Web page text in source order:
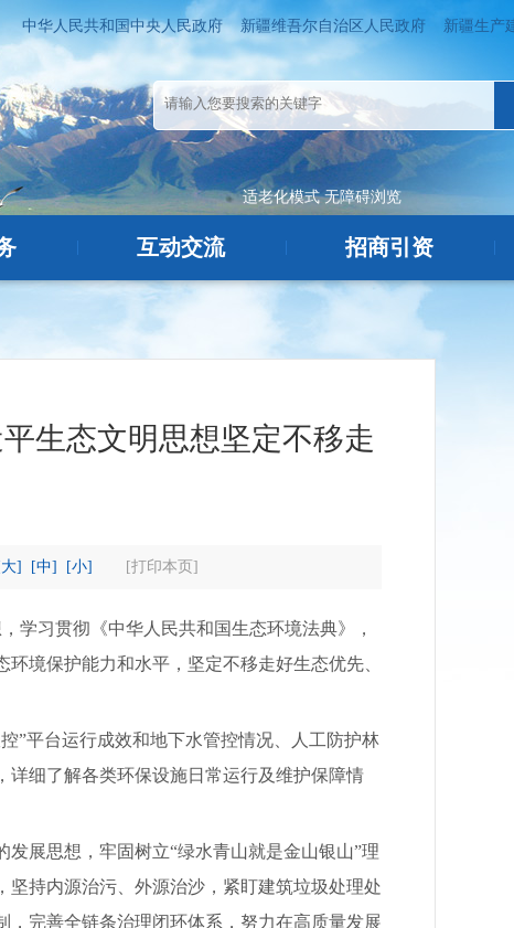
中华人民共和国中央人民政府 新疆维吾尔自治区人民政府 新疆生产
适老化模式 无障碍浏览
互动交流 招商引资
生态文明思想坚定不移走
] [中] [小] [打印本页]
习贯彻《中华人民共和国生态环境法典》，
境保护能力和水平，坚定不移走好生态优先、
平台运行成效和地下水管控情况、人工防护林
细了解各类环保设施日常运行及维护保障情
展思想，牢固树立“绿水青山就是金山银山”理
持内源治污、外源治沙，紧盯建筑垃圾处理处
完善全链条治理闭环体系，努力在高质量发展